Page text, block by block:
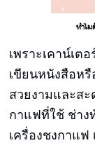
ทำไม
เพราะเคาน์เต
เขียนหนังสือหรื
สวยงามและสะ
กาแฟที่ใช้ ช่าง
เครื่องชงกาแฟ